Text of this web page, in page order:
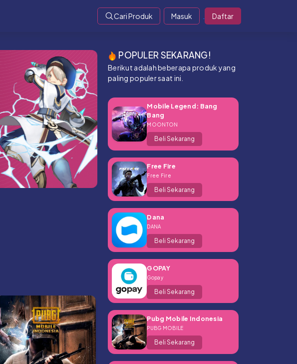
Cari Produk Masuk Daftar
POPULER SEKARANG!
Berikut adalah beberapa produk yang
paling populer saat ini.
Mobile Legend: Bang
Bang
MOONTON
Beli Sekarang
Free Fire
Free Fire
Beli Sekarang
Dana
DANA
Beli Sekarang
GOPAY
Gopay
Beli Sekarang
Pubg Mobile Indonesia
PUBG MOBILE
Beli Sekarang